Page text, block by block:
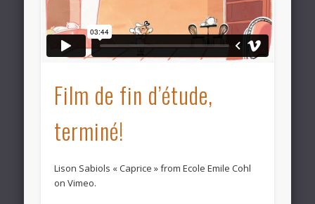
Film de fin d’étude,
terminé!
Lison Sabiols « Caprice » from Ecole Emile Cohl
on Vimeo.